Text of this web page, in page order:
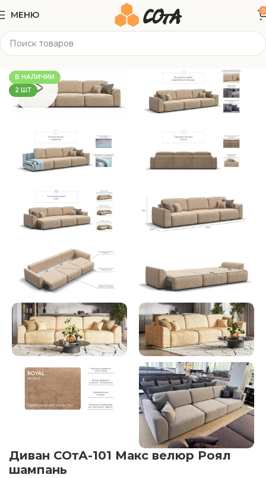
МЕНЮ 0
Мягкая мебель
В НАЛИЧИИ
2 ШТ
Диван СОтА-101 Макс велюр Роял
шампань